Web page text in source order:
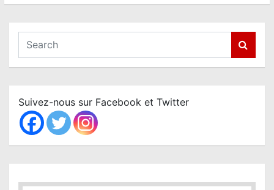
a
c
h
Suivez-nous sur Facebook et Twitter